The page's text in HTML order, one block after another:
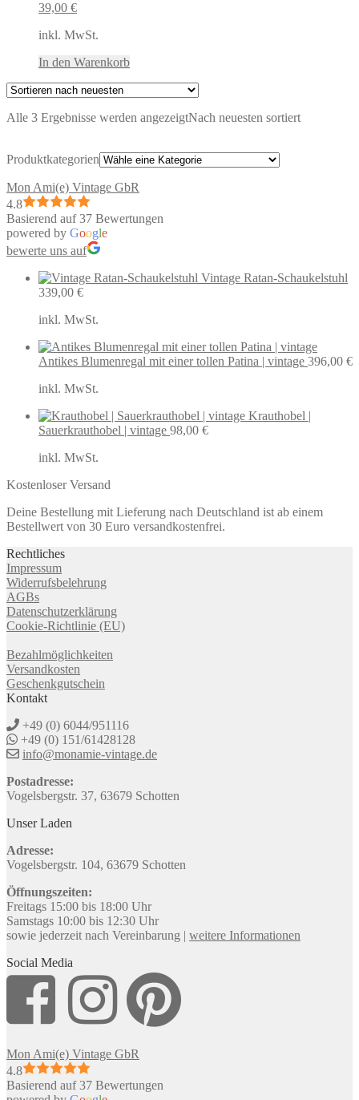
39,00 €
inkl. MwSt.
In den Warenkorb
Alle 3 Ergebnisse werden angezeigtNach neuesten sortiert
Produktkategorien
Mon Ami(e) Vintage GbR
4.8
Basierend auf 37 Bewertungen
powered by Google
bewerte uns auf
Vintage Ratan-Schaukelstuhl
339,00 €
inkl. MwSt.
Antikes Blumenregal mit einer tollen Patina | vintage 396,00 €
inkl. MwSt.
Krauthobel |
Sauerkrauthobel | vintage 98,00 €
inkl. MwSt.
Kostenloser Versand
Deine Bestellung mit Lieferung nach Deutschland ist ab einem
Bestellwert von 30 Euro versandkostenfrei.
Rechtliches
Impressum
Widerrufsbelehrung
AGBs
Datenschutzerklärung
Cookie-Richtlinie (EU)
Bezahlmöglichkeiten
Versandkosten
Geschenkgutschein
Kontakt
+49 (0) 6044/951116
+49 (0) 151/61428128
info@monamie-vintage.de
Postadresse:
Vogelsbergstr. 37, 63679 Schotten
Unser Laden
Adresse:
Vogelsbergstr. 104, 63679 Schotten
Öffnungszeiten:
Freitags 15:00 bis 18:00 Uhr
Samstags 10:00 bis 12:30 Uhr
sowie jederzeit nach Vereinbarung | weitere Informationen
Social Media
Mon Ami(e) Vintage GbR
4.8
Basierend auf 37 Bewertungen